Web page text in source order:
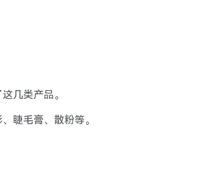
几类产品。
睫毛膏、散粉等。